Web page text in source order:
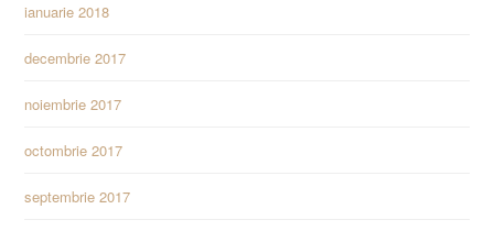
ianuarie 2018
decembrie 2017
noiembrie 2017
octombrie 2017
septembrie 2017